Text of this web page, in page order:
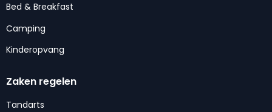
Bed & Breakfast
Camping
Kinderopvang
Zaken regelen
Tandarts